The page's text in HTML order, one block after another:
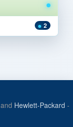
2
and Hewlett-Packard -